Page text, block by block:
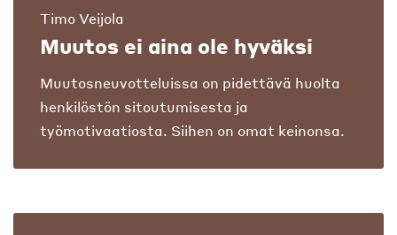
Timo Veijola
Muutos ei aina ole hyväksi
Muutosneuvotteluissa on pidettävä huolta
henkilöstön sitoutumisesta ja
työmotivaatiosta. Siihen on omat keinonsa.